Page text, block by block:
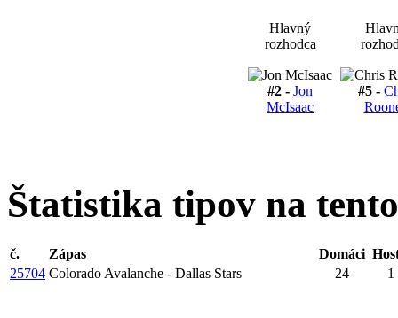
Hlavný
rozhodca
#2 - Jon
McIsaac
#5 -
Štatistika tipov na
č. Zápas Domáci
25704 Colorado Avalanche - Dallas Stars 24 1